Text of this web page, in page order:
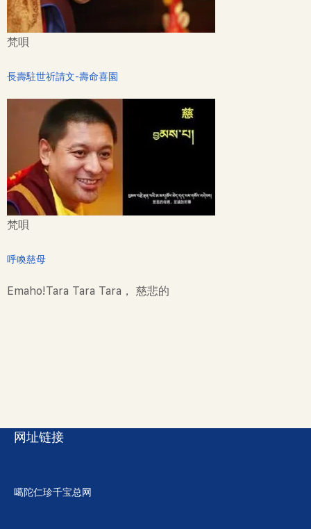
梵唄
長壽駐世祈請文-壽命喜園
梵唄
呼喚慈母
Emaho!Tara Tara Tara， 慈悲的
网址链接
噶陀仁珍千宝总网